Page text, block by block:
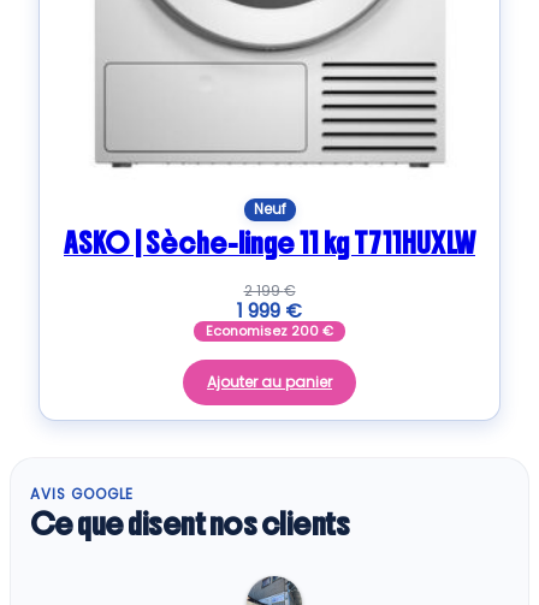
Neuf
ASKO | Sèche-linge 11 kg T711HUXLW
2 199€
1 999 €
Economisez 200€
Ajouter au panier
AVIS GOOGLE
Ce que disent nos clients